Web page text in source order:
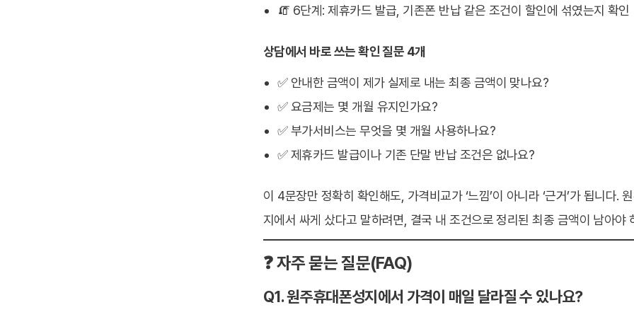
🧯 6단계: 제휴카드 발급, 기존폰 반납 같은 조건이 할인에 섞였는지 확인
상담에서 바로 쓰는 확인 질문 4개
✅ 안내한 금액이 제가 실제로 내는 최종 금액이 맞나요?
✅ 요금제는 몇 개월 유지인가요?
✅ 부가서비스는 무엇을 몇 개월 사용하나요?
✅ 제휴카드 발급이나 기존 단말 반납 조건은 없나요?
이 4문장만 정확히 확인해도, 가격비교가 ‘느낌’이 아니라 ‘근거’가 됩니다.
지에서 싸게 샀다고 말하려면, 결국 내 조건으로 정리된 최종 금액이 남아야
❓ 자주 묻는 질문(FAQ)
Q1. 원주휴대폰성지에서 가격이 매일 달라질 수 있나요?